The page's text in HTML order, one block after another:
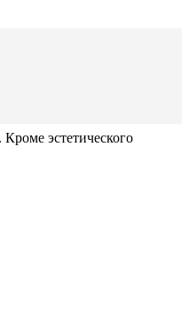
эстетического